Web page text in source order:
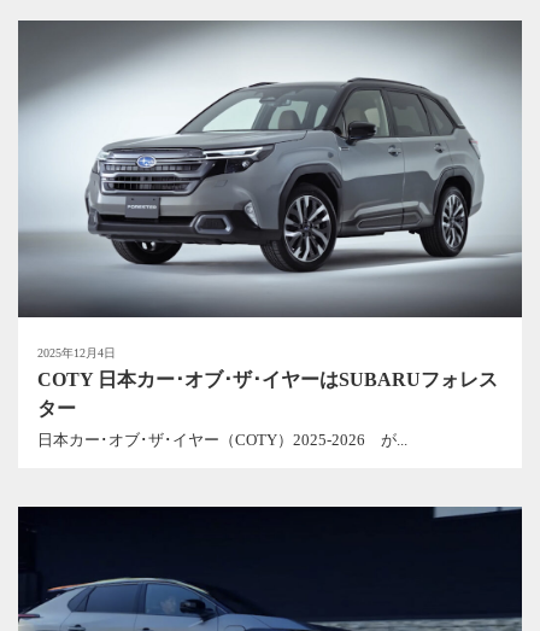
2025年12月4日
COTY 日本カー･オブ･ザ･イヤーはSUBARUフォレス
ター
日本カー･オブ･ザ･イヤー（COTY）2025-2026 が...